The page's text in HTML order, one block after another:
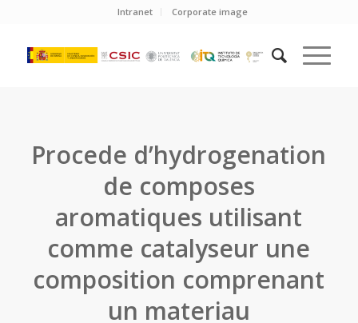
Intranet Corporate image
Procede d’hydrogenation
de composes
aromatiques utilisant
comme catalyseur une
composition comprenant
un materiau